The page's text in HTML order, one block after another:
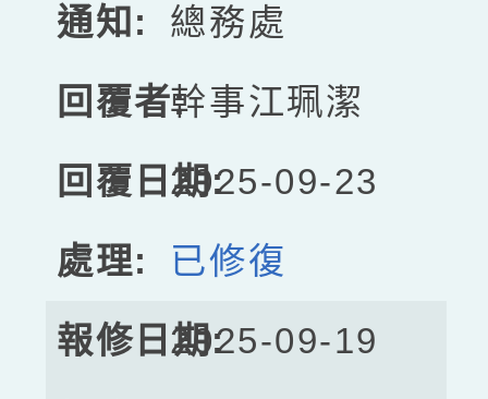
總務處
幹事江珮潔
2025-09-23
已修復
2025-09-19